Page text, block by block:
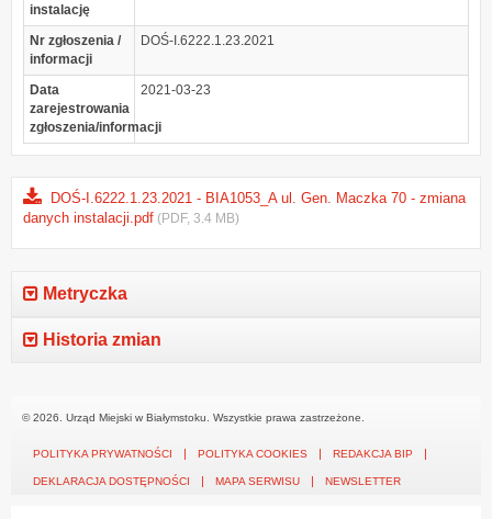
instalację
Nr zgłoszenia /
informacji
DOŚ-I.6222.1.23.2021
Data
zarejestrowania
zgłoszenia/informacji
2021-03-23
DOŚ-I.6222.1.23.2021 - BIA1053_A ul. Gen. Maczka 70 - zmiana
danych instalacji.pdf (PDF, 3.4 MB)
Metryczka
Historia zmian
© 2026. Urząd Miejski w Białymstoku. Wszystkie prawa zastrzeżone.
POLITYKA PRYWATNOŚCI POLITYKA COOKIES REDAKCJA BIP
DEKLARACJA DOSTĘPNOŚCI MAPA SERWISU NEWSLETTER